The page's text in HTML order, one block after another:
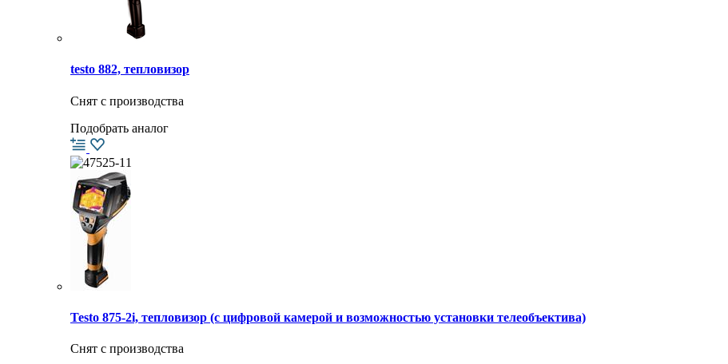
testo 882, тепловизор
Снят с производства
Подобрать аналог
Testo 875-2i, тепловизор (с цифровой камерой и возможностью установки телеобъектива)
Снят с производства